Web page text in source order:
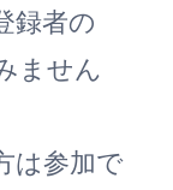
録者の
ません
は参加で